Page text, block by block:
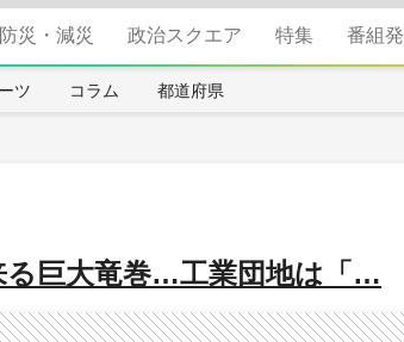
災・減災 政治スクエア 特集 番組発
ツ コラム 都道府県
る巨大竜巻…工業団地は「…